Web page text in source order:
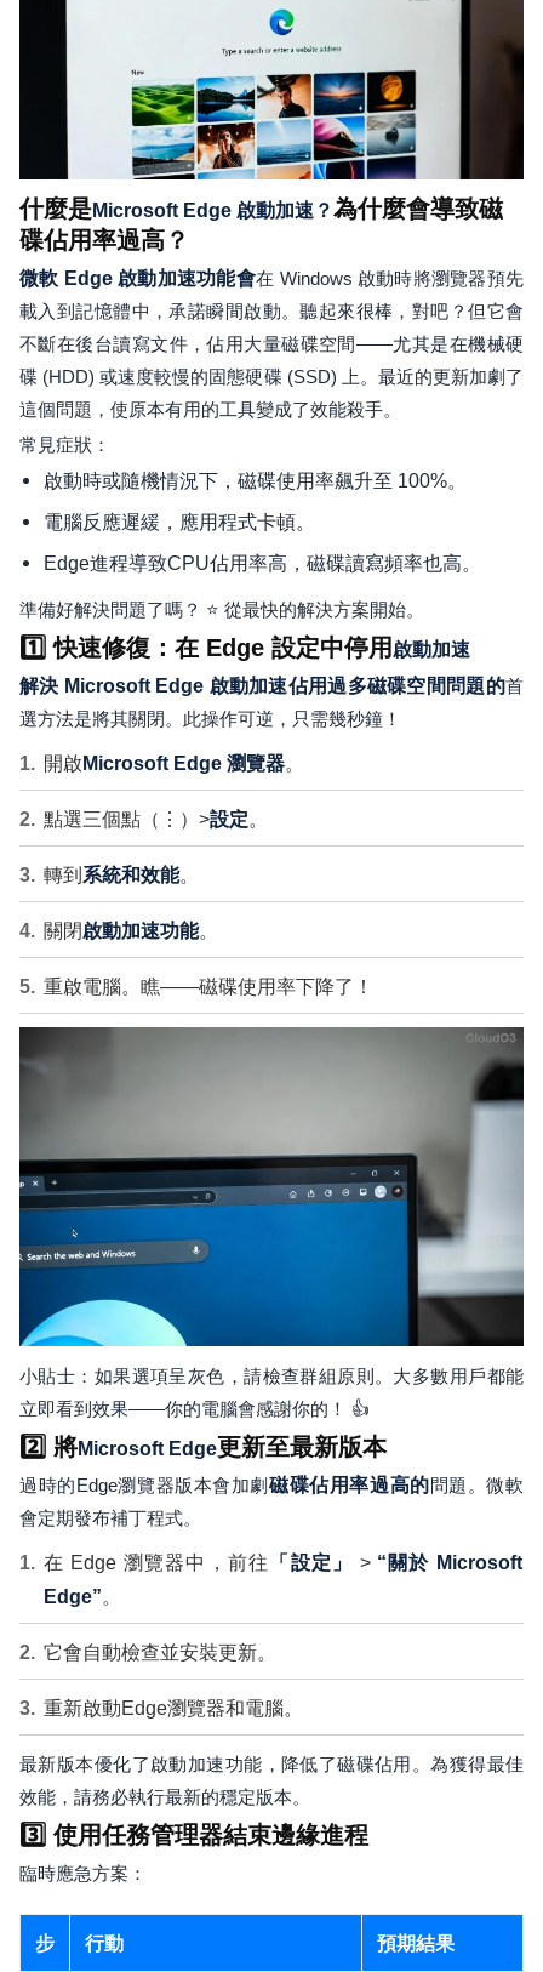
什麼是Microsoft Edge 啟動加速？為什麼會導致磁
碟佔用率過高？
微軟 Edge 啟動加速功能會在 Windows 啟動時將瀏覽器預先
載入到記憶體中，承諾瞬間啟動。聽起來很棒，對吧？但它會
不斷在後台讀寫文件，佔用大量磁碟空間——尤其是在機械硬
碟 (HDD) 或速度較慢的固態硬碟 (SSD) 上。最近的更新加劇了
這個問題，使原本有用的工具變成了效能殺手。
常見症狀：
啟動時或隨機情況下，磁碟使用率飆升至 100%。
電腦反應遲緩，應用程式卡頓。
Edge進程導致CPU佔用率高，磁碟讀寫頻率也高。
準備好解決問題了嗎？ ⭐ 從最快的解決方案開始。
1️⃣ 快速修復：在 Edge 設定中停用 啟動加速
解決 Microsoft Edge 啟動加速佔用過多磁碟空間問題的首
選方法是將其關閉。此操作可逆，只需幾秒鐘！
開啟Microsoft Edge 瀏覽器。
點選三個點（⋮）>設定。
轉到 系統和效能。
關閉啟動加速功能。
重啟電腦。瞧——磁碟使用率下降了！
小貼士：如果選項呈灰色，請檢查群組原則。大多數用戶都能
立即看到效果——你的電腦會感謝你的！ 👍
2️⃣ 將Microsoft Edge更新至最新版本
過時的Edge瀏覽器版本會加劇 磁碟佔用率過高的問題。微軟
會定期發布補丁程式。
在 Edge 瀏覽器中，前往 「設定」 > “關於 Microsoft
Edge”。
它會自動檢查並安裝更新。
重新啟動Edge瀏覽器和電腦。
最新版本優化了啟動加速功能，降低了磁碟佔用。為獲得最佳
效能，請務必執行最新的穩定版本。
3️⃣ 使用任務管理器結束邊緣進程
臨時應急方案：
步 行動 預期結果